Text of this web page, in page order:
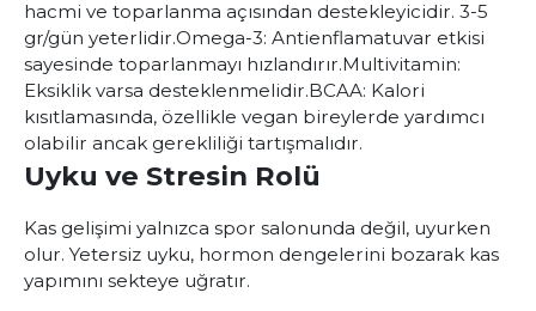
hacmi ve toparlanma açısından destekleyicidir. 3-5
gr/gün yeterlidir.Omega-3: Antienflamatuvar etkisi
sayesinde toparlanmayı hızlandırır.Multivitamin:
Eksiklik varsa desteklenmelidir.BCAA: Kalori
kısıtlamasında, özellikle vegan bireylerde yardımcı
olabilir ancak gerekliliği tartışmalıdır.
Uyku ve Stresin Rolü
Kas gelişimi yalnızca spor salonunda değil, uyurken
olur. Yetersiz uyku, hormon dengelerini bozarak kas
yapımını sekteye uğratır.